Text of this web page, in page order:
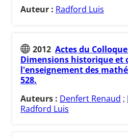
Auteur : Radford Luis
2012 Actes du Colloque
Dimensions historique et
l'enseignement des
528.
Auteurs : Denfert Renaud ;
Radford Luis